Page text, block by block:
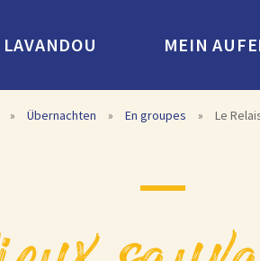
MEIN
» Übernachten » En groupes » Le